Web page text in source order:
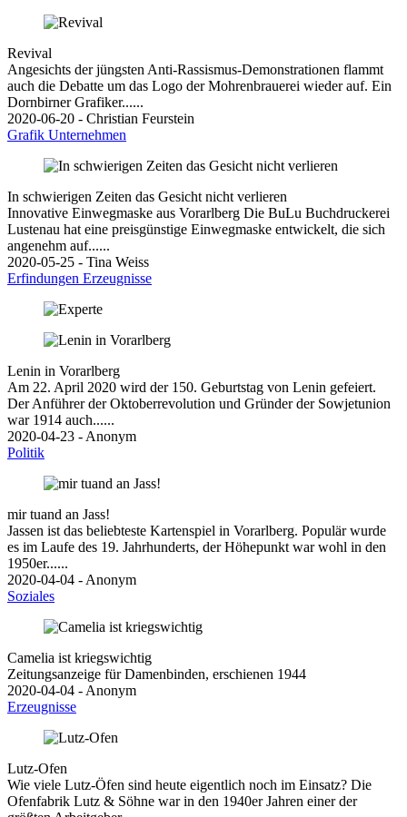
Revival
Angesichts der jüngsten Anti-Rassismus-Demonstrationen flammt
auch die Debatte um das Logo der Mohrenbrauerei wieder auf. Ein
Dornbirner Grafiker......
2020-06-20 - Christian Feurstein
Grafik Unternehmen
In schwierigen Zeiten das Gesicht nicht verlieren
Innovative Einwegmaske aus Vorarlberg Die BuLu Buchdruckerei
Lustenau hat eine preisgünstige Einwegmaske entwickelt, die sich
angenehm auf......
2020-05-25 - Tina Weiss
Erfindungen Erzeugnisse
Lenin in Vorarlberg
Am 22. April 2020 wird der 150. Geburtstag von Lenin gefeiert.
Der Anführer der Oktoberrevolution und Gründer der Sowjetunion
war 1914 auch......
2020-04-23 - Anonym
Politik
mir tuand an Jass!
Jassen ist das beliebteste Kartenspiel in Vorarlberg. Populär wurde
es im Laufe des 19. Jahrhunderts, der Höhepunkt war wohl in den
1950er......
2020-04-04 - Anonym
Soziales
Camelia ist kriegswichtig
Zeitungsanzeige für Damenbinden, erschienen 1944
2020-04-04 - Anonym
Erzeugnisse
Lutz-Ofen
Wie viele Lutz-Öfen sind heute eigentlich noch im Einsatz? Die
Ofenfabrik Lutz & Söhne war in den 1940er Jahren einer der